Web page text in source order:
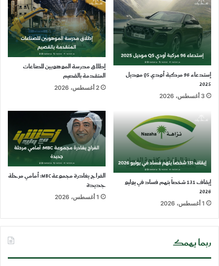
إستدعاء 96 مركبة أودي Q5 موديل
2025
3 أغسطس، 2026
إطلاق مدرسة الموهوبين للصناعات
المتقدمة بالقصيم
2 أغسطس، 2026
إيقاف 131 شخصاً بتهم فساد في يوليو
2026
1 أغسطس، 2026
الفراج يغادرة مجموعة MBC: أمامي مرحلة
جديدة
1 أغسطس، 2026
ربما يهمك